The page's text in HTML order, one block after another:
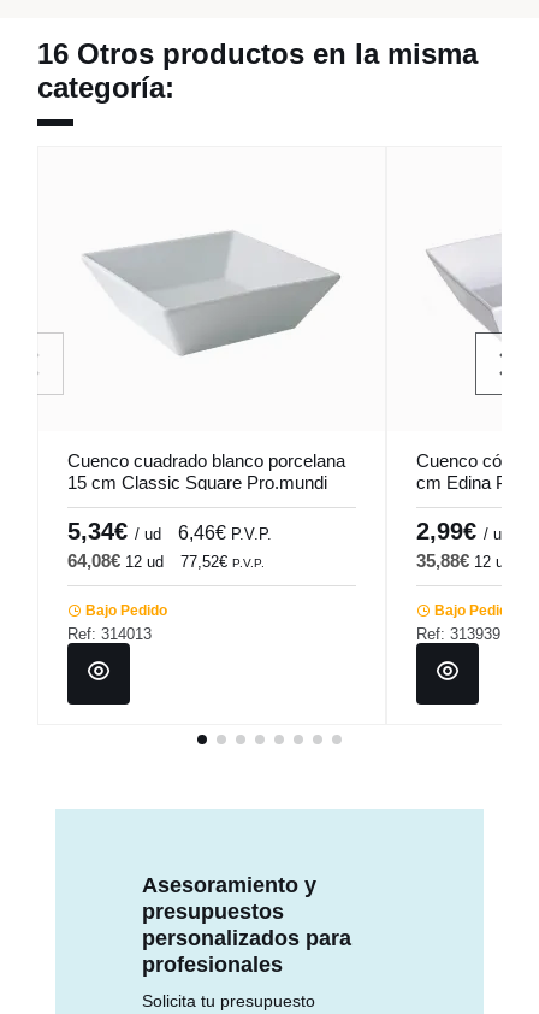
16 Otros productos en la misma
categoría:
Cuenco cuadrado blanco porcelana
15 cm Classic Square Pro.mundi
5,34€ / ud 6,46€ P.V.P.
64,08€ 12 ud 77,52€ P.V.P.
Bajo Pedido
Ref: 314013
Cuenco cónico
cm Edina
2,99€ / ud
35,88€ 12 ud
Bajo Pedido
Ref: 313939
Asesoramiento y
presupuestos
personalizados para
profesionales
Solicita tu presupuesto